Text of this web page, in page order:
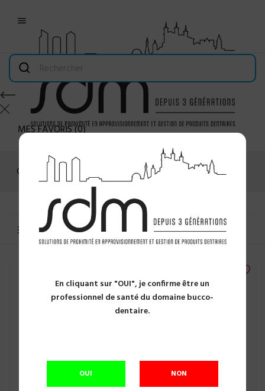
En cliquant sur "OUI", je confirme être un
professionnel de santé du domaine bucco-
dentaire.
OUI NON

MES FAVORIS(0)
Connexion
MENU